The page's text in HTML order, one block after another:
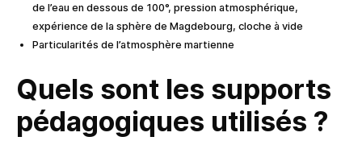
de l’eau en dessous de 100°, pression atmosphérique,
expérience de la sphère de Magdebourg, cloche à vide
Particularités de l’atmosphère martienne
Quels sont les supports
pédagogiques utilisés ?